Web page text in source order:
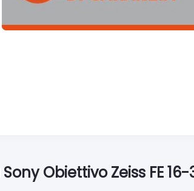
Obiettivo Zeiss FE 16-